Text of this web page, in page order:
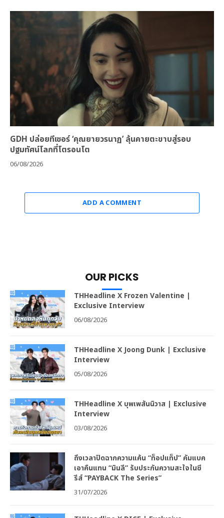
GDH ปล่อยทีเซอร์ ‘คุณยายวรนาฏ’ ลุ้นคายตะขาบสู่รอบ
ปฐมทัศน์โลกที่โตรอนโต
06/08/2026
ADD A COMMENT
OUR PICKS
THHeadline X Frozen Valentine |
Exclusive Interview
06/08/2026
THHeadline X Joong Dunk | Exclusive
Interview
05/08/2026
THHeadline X บุพเพสันนิวาส | Exclusive
Interview
03/08/2026
ถึงเวลาปิดฉากความแค้น “ท็อปแท็ป” คัมแบค
เอาคืนแทน “มินลี” รับประกันความสะใจในซี
รีส์ “PAYBACK The Series”
31/07/2026